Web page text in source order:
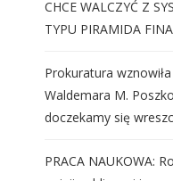
CHCE WALCZYĆ Z
TYPU PIRAMIDA
Prokuratura
Waldemara M.
doczekamy się
PRACA NAUKOWA: